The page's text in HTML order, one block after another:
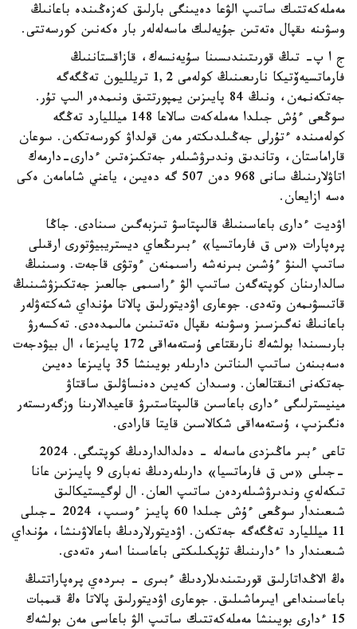
مەملەكەتتىك ساتىپ الۋعا دەيىنگى بارلىق كەزەڭىندە باعانىڭ
وسۋىنە ىقپال ەتەتىن جۇيەلىك ماسەلەلەر بار ەكەنىن كورسەتتى.
ج ا پ- تىڭ قورىتىندىسىنا سۇيەنسەك، قازاقستاننىڭ
فارماتسيەۆتيكا نارىعىنىڭ كولەمى 1,2 تريلليون تەڭگەگە
جەتكەنمەن، ونىڭ 84 پايىزىن يمپورتتىق ونىمدەر الىپ تۇر.
سوڭعى ءۇش جىلدا مەملەكەت سالاعا 148 ميلليارد تەڭگە
كولەمىندە ءتۇرلى جەڭىلدىكتەر مەن قولداۋ كورسەتكەن. سوعان
قاراماستان، وتاندىق وندىرۋشىلەر جەتكىزەتىن ءدارى-دارمەك
اتاۋلارىنىڭ سانى 968 دەن 507 گە دەيىن، ياعني شامامەن ەكى
ەسە ازايعان.
اۋديت ءدارى باعاسىنىڭ قالىپتاسۋ تىزبەگىن سىنادى. جاڭا
پرەپارات «س ق فارماتسيا» ءبىرىڭعاي ديستريبيۋتورى ارقىلى
ساتىپ الىنۋ ءۇشىن بىرنەشە راسىمنەن ءوتۋى قاجەت. وسىنىڭ
سالدارىنان كوپتەگەن ساتىپ الۋ ءراسىمى جالعىز جەتكىزۋشىنىڭ
قاتىسۋىمەن وتەدى. جوعارى اۋديتورلىق پالاتا مۇنداي شەكتەۋلەر
باعانىڭ نەگىزسىز وسۋىنە ىقپال ەتەتىنىن مالىمدەدى. تەكسەرۋ
بارىسىندا بولشەك نارىقتاعى ۇستەمەاقى 172 پايىزعا، ال بيۋدجەت
ەسەبىنەن ساتىپ الىناتىن دارىلەر بويىنشا 35 پايىزعا دەيىن
جەتكەنى انىقتالعان. وسىدان كەيىن دەنساۋلىق ساقتاۋ
مينيسترلىگى ءدارى باعاسىن قالىپتاستىرۋ قاعيدالارىنا وزگەرىستەر
ەنگىزىپ، ۇستەمەاقى شكالاسىن قايتا قارادى.
تاعى ءبىر ماڭىزدى ماسەلە - دەلدالداردىڭ كوپتىگى. 2024
-جىلى «س ق فارماتسيا» دارىلەردىڭ نەبارى 9 پايىزىن عانا
تىكەلەي وندىرۋشىلەردەن ساتىپ العان. ال لوگيستيكالىق
شىعىندار سوڭعى ءۇش جىلدا 60 پايىز ءوسىپ، 2024 -جىلى
11 ميلليارد تەڭگەگە جەتكەن. اۋديتورلاردىڭ باعالاۋىنشا، مۇنداي
شىعىندار دا ءدارىنىڭ تۇپكىلىكتى باعاسىنا اسەر ەتەدى.
ەڭ الاڭداتارلىق قورىتىندىلاردىڭ ءبىرى - بىردەي پرەپاراتتىڭ
باعاسىنداعى ايىرماشىلىق. جوعارى اۋديتورلىق پالاتا ەڭ قىمبات
15 ءدارى بويىنشا مەملەكەتتىك ساتىپ الۋ باعاسى مەن بولشەك